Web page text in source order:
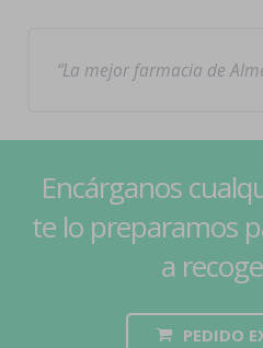
La mejor farmacia de
Encárganos
te lo preparamos
a
PEDIDO